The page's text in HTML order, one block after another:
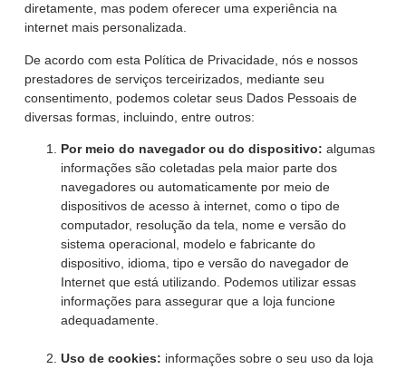
diretamente, mas podem oferecer uma experiência na
internet mais personalizada.
De acordo com esta Política de Privacidade, nós e nossos
prestadores de serviços terceirizados, mediante seu
consentimento, podemos coletar seus Dados Pessoais de
diversas formas, incluindo, entre outros:
Por meio do navegador ou do dispositivo: algumas
informações são coletadas pela maior parte dos
navegadores ou automaticamente por meio de
dispositivos de acesso à internet, como o tipo de
computador, resolução da tela, nome e versão do
sistema operacional, modelo e fabricante do
dispositivo, idioma, tipo e versão do navegador de
Internet que está utilizando. Podemos utilizar essas
informações para assegurar que a loja funcione
adequadamente.
Uso de cookies: informações sobre o seu uso da loja